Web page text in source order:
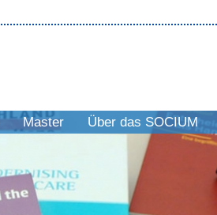
Master Über das SOCIUM